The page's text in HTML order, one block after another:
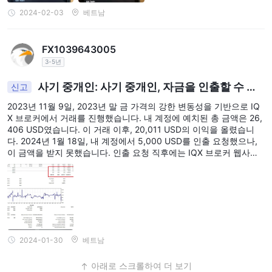
명이 있었고, 그 날에는 또 다른 2명이 더 나타났습니다. IQX가 지불
하지 않아 돈을 요구하기 위해 나타난 것입니다. 어머니는 그 두 사람
을 보내고, 노인 어머니에게 진술서를 작성하고 요청하는 모든 일을
하도록 강요했습니다. 하지만 결국 우리는 IQX로부터 돈 세탁을 한다
습니다. 이는 사기의 받아들일 수 없는 행위입니다. 왜냐하면 나는 iq
x에 돈을 입금하기 위한 모든 문서를 가지고 있었으며, IB에게 돈을
주지 않아도 되었으며, 지금까지 그 IB에게 연락할 수 없기 때문에 온
라인으로 가서 어머니의 돈을 되찾기 위한 방법을 찾아야 합니다.
2024-02-03 베트남
FX1039643005
3-5년
신고
사기 중개인: 사기 중개인, 자금을 인출할 수 없
음
2023년 11월 9일, 2023년 말 금 가격의 강한 변동성을 기반으로 IQ
X 브로커에서 거래를 진행했습니다. 내 계정에 예치된 총 금액은 26,
406 USD였습니다. 이 거래 이후, 20,011 USD의 이익을 올렸습니
다. 2024년 1월 18일, 내 계정에서 5,000 USD를 인출 요청했으나,
이 금액을 받지 못했습니다. 인출 요청 직후에는 IQX 브로커 웹사이
트의 계정이 잠겨 있었습니다. 이 문제를 해결하기 위해 이메일을 통
해 브로커의 지원팀에 연락한 결과, 이 문제를 해결하기 위해 사무실
에 방문하라는 요청을 받았습니다. 이에 따라 방문했으나, 거기에서
는 위협적인 언어를 사용하며 돈을 돌려주지 않았습니다. IQX 브로커
의 행동은 명백한 사기 행위라고 믿으며, 불만을 제기할 것입니다. 이
사건은 경찰과 WIKI, FPA 커뮤니티에 보고되어 유사한 사기 행위로
부터 커뮤니티를 경계하도록 경고합니다. 2023년 11월 9일, 2023년
말 금 가격의 큰 변동성을 기반으로 IQX 브로커와 거래를 진행했습니
0,011의 이익을 얻었습니다. 2024년 1월 18일, 내 계정에서 $5,000
2024-01-30 베트남
아래로 스크롤하여 더 보기